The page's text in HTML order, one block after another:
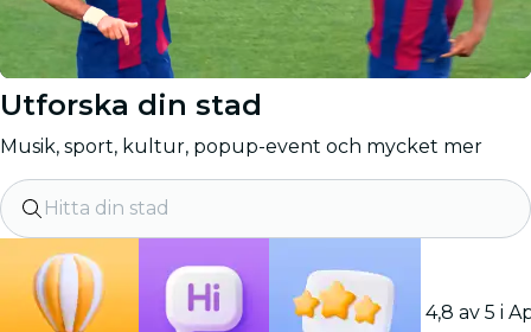
Utforska din stad
Musik, sport, kultur, popup-event och mycket mer
Hitta din stad
4,8 av 5 i